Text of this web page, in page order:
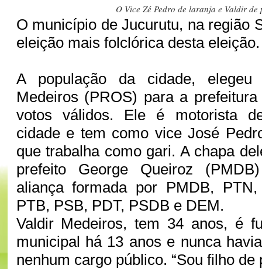
O Vice Zé Pedro de laranja e Valdir de
O município de Jucurutu, na região
eleição mais folclórica desta
A população da cidade, elegeu
Medeiros (PROS) para a
votos válidos. Ele é motorista
cidade e tem como vice José
que trabalha como gari. A chapa
prefeito George Queiroz
aliança formada por PMDB,
PTB, PSB, PDT, PSDB e DEM.
Valdir Medeiros, tem 34 anos, é
municipal há 13 anos e nunca
nenhum cargo público. “Sou filho